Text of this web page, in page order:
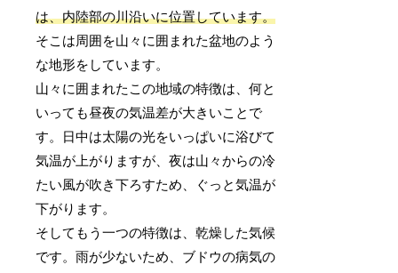
は、内陸部の川沿いに位置しています。
そこは周囲を山々に囲まれた盆地のよう
な地形をしています。
山々に囲まれたこの地域の特徴は、何と
いっても昼夜の気温差が大きいことで
す。日中は太陽の光をいっぱいに浴びて
気温が上がりますが、夜は山々からの冷
たい風が吹き下ろすため、ぐっと気温が
下がります。
そしてもう一つの特徴は、乾燥した気候
です。雨が少ないため、ブドウの病気の